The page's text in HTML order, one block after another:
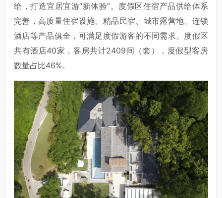
给，打造宜居宜游“新体验”。度假区住宿产品供给体系
完善，高质量住宿设施、精品民宿、城市露营地、连锁
酒店等产品俱全，可满足度假游客的不同需求。度假区
共有酒店40家，客房共计2409间（套），度假型客房
数量占比46%。